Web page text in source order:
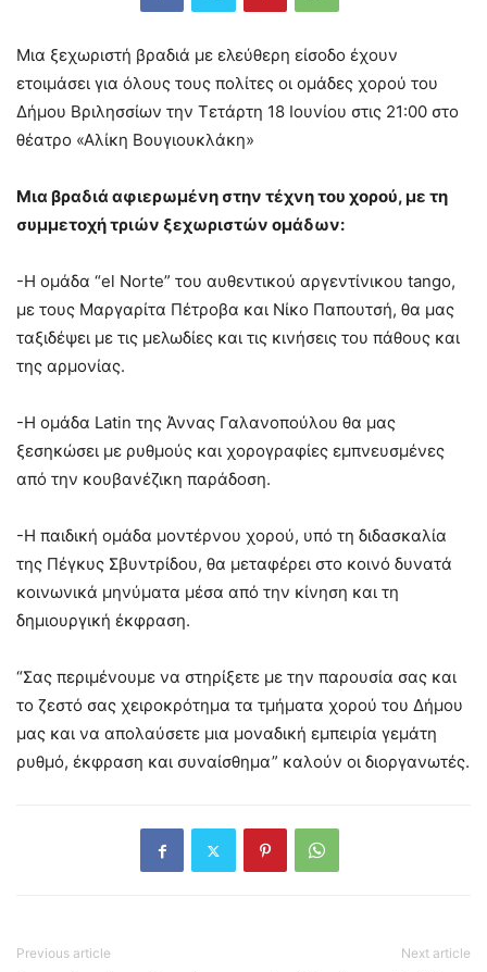
Μια ξεχωριστή βραδιά με ελεύθερη είσοδο έχουν
ετοιμάσει για όλους τους πολίτες οι ομάδες χορού του
Δήμου Βριλησσίων την Τετάρτη 18 Ιουνίου στις 21:00 στο
θέατρο «Αλίκη Βουγιουκλάκη»
Μια βραδιά αφιερωμένη στην τέχνη του χορού, με τη
συμμετοχή τριών ξεχωριστών ομάδων:
-Η ομάδα “el Norte” του αυθεντικού αργεντίνικου tango,
με τους Μαργαρίτα Πέτροβα και Νίκο Παπουτσή, θα μας
ταξιδέψει με τις μελωδίες και τις κινήσεις του πάθους και
της αρμονίας.
-Η ομάδα Latin της Άννας Γαλανοπούλου θα μας
ξεσηκώσει με ρυθμούς και χορογραφίες εμπνευσμένες
από την κουβανέζικη παράδοση.
-Η παιδική ομάδα μοντέρνου χορού, υπό τη διδασκαλία
της Πέγκυς Σβυντρίδου, θα μεταφέρει στο κοινό δυνατά
κοινωνικά μηνύματα μέσα από την κίνηση και τη
δημιουργική έκφραση.
“Σας περιμένουμε να στηρίξετε με την παρουσία σας και
το ζεστό σας χειροκρότημα τα τμήματα χορού του Δήμου
μας και να απολαύσετε μια μοναδική εμπειρία γεμάτη
ρυθμό, έκφραση και συναίσθημα” καλούν οι διοργανωτές.
Previous article Next article